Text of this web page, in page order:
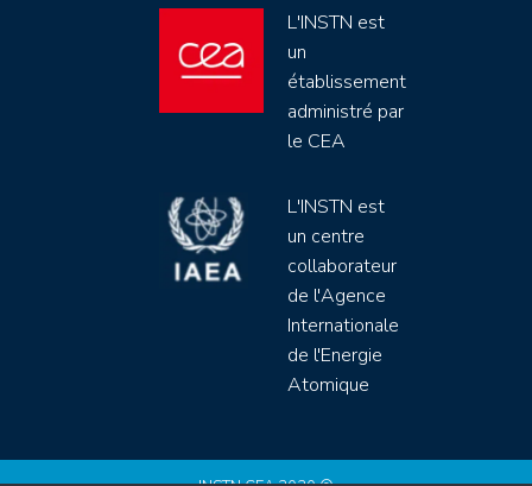
L'INSTN est
un
établissement
administré par
le CEA
L'INSTN est
un centre
collaborateur
de l'Agence
Internationale
de l'Energie
Atomique